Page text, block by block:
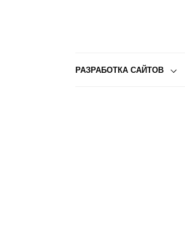
РАЗРАБОТКА САЙТОВ